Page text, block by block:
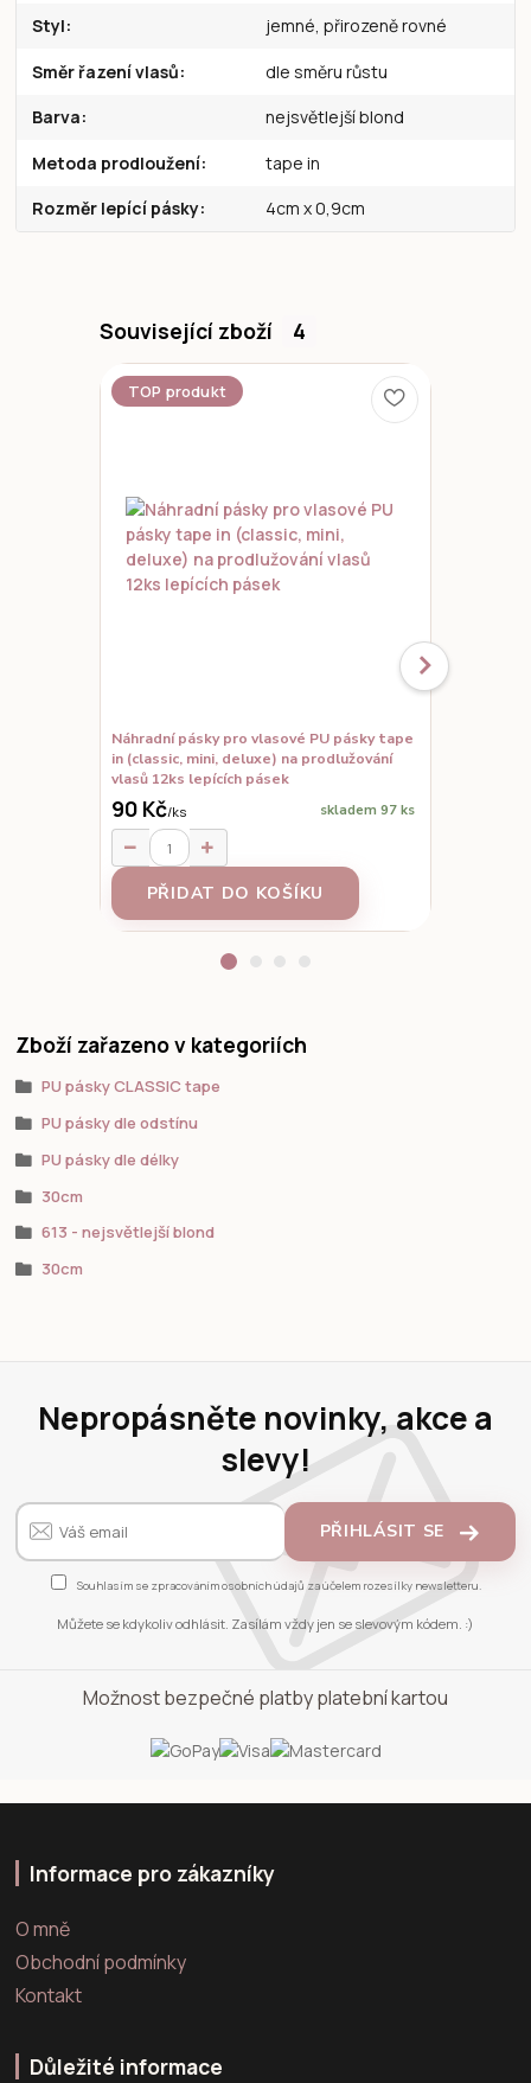
Styl jemné, přirozeně rovné
Směr řazení vlasů dle směru růstu
Barva nejsvětlejší blond
Metoda prodloužení tape in
Rozměr lepící pásky 4cm x 0,9cm
Související zboží 4
TOP produkt
Náhradní pásky pro vlasové PU pásky tape
in (classic, mini, deluxe) na prodlužování
vlasů 12ks lepících pásek
90 Kč/ks skladem 97 ks
PŘIDAT DO KOŠÍKU
Zboží zařazeno v kategoriích
PU pásky CLASSIC tape
PU pásky dle odstínu
PU pásky dle délky
30cm
613 - nejsvětlejší blond
30cm
Nepropásněte novinky, akce a
slevy!
PŘIHLÁSIT SE
Souhlasím se zpracováním osobních údajů za účelem rozesílky newsletteru.
Můžete se kdykoliv odhlásit. Zasílám vždy jen se slevovým kódem. :)
Možnost bezpečné platby platební kartou
Informace pro zákazníky
O mně
Obchodní podmínky
Kontakt
Důležité informace